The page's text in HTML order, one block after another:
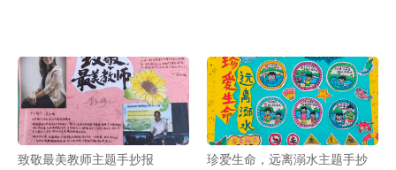
致敬最美教师主题手抄报
珍爱生命，远离溺水主题手抄